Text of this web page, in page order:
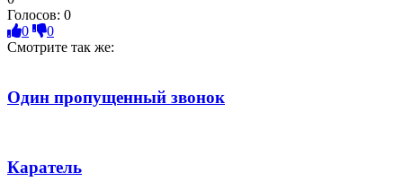
Голосов: 0
0
0
Смотрите так же:
Один пропущенный звонок
Каратель